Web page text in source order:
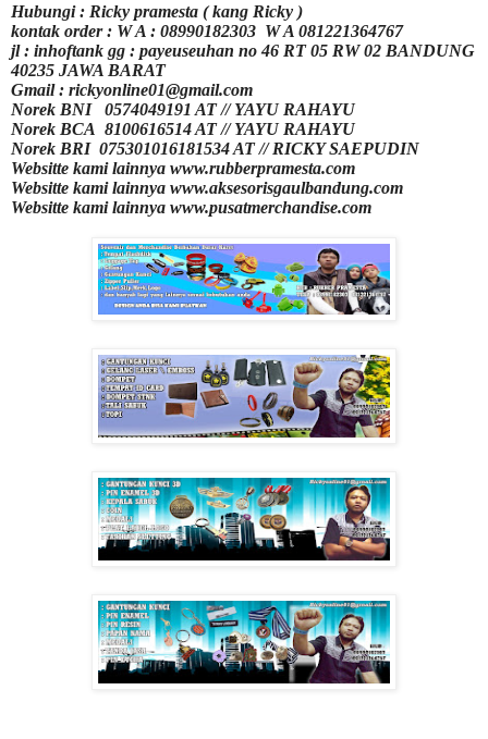
Hubungi : Ricky pramesta ( kang Ricky )
kontak order : W A : 08990182303 W A 081221364767
jl : inhoftank gg : payeuseuhan no 46 RT 05 RW 02 BANDUNG
40235 JAWA BARAT
Gmail : rickyonline01@gmail.com
Norek BNI
0574049191 AT // YAYU RAHAYU
Norek BCA 8100616514 AT // YAYU RAHAYU
Norek BRI 075301016181534 AT // RICKY SAEPUDIN
Websitte kami lainnya www.rubberpramesta.com
Websitte kami lainnya www.aksesorisgaulbandung.com
Websitte kami lainnya www.pusatmerchandise.com